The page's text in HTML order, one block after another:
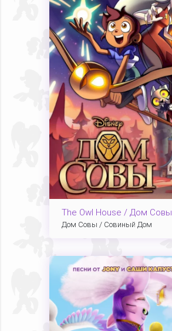
The Owl House / Дом Совы
Дом Совы / Совиный Дом